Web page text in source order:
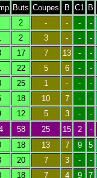
Buts Coupes B C1 B
2 - - -
-
2 3 - -
-
17 7 13 -
-
22 5 6 -
-
25 1 - -
-
18 10 7 -
-
12 5 3 -
-
58 25 15 2
-
18 13 7 9
5
20 7 3 -
-
18 7 4 9
7